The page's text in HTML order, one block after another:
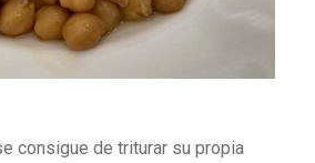
consigue de triturar su propia